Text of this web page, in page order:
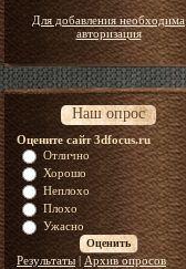
Для добавления необходима
авторизация
Наш опрос
Оцените сайт 3dfocus.ru
Отлично
Хорошо
Неплохо
Плохо
Ужасно
Результаты| Архив опросов